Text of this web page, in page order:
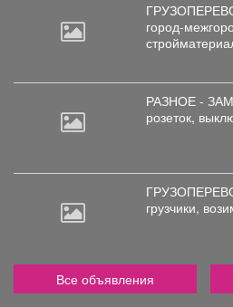
город-
РАЗНОЕ -
розеток,
грузчики,
Все объявления